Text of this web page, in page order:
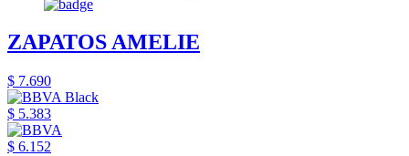
ZAPATOS AMELIE
$ 7.690
$ 5.383
$ 6.152